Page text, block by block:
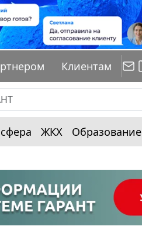
Клиентам
ЖКХ Образование